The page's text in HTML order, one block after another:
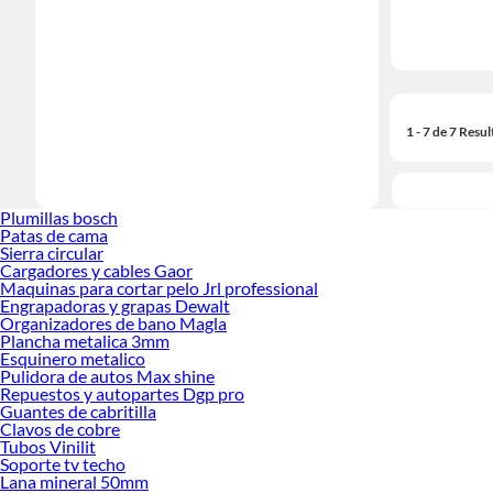
1 - 7 de 7
Plumillas bosch
Patas de cama
Sierra circular
Cargadores y cables Gaor
Maquinas para cortar pelo Jrl professional
Engrapadoras y grapas Dewalt
Organizadores de bano Magla
Plancha metalica 3mm
Esquinero metalico
Pulidora de autos Max shine
Repuestos y autopartes Dgp pro
Guantes de cabritilla
Clavos de cobre
Tubos Vinilit
Soporte tv techo
Lana mineral 50mm